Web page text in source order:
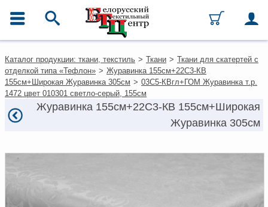
Каталог
Ткани
Домашний текстиль
Одежда
Ковры
Условия работы
Оплата и доставка
Каталог продукции: ткани, текстиль > Ткани > Ткани для скатертей с
отделкой типа «Тефлон» > Журавинка 155см+22С3-КВ
155см+Широкая Журавинка 305см > 03С5-КВгл+ГОМ Журавинка т.р.
1472 цвет 010301 светло-серый, 155см
Журавинка 155см+22С3-КВ 155см+Широкая
Журавинка 305см